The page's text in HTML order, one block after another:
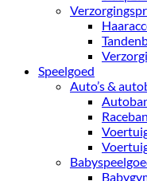
Speelgoed
Auto’s &